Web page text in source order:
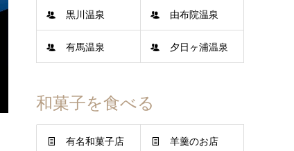
黒川温泉 由布院温泉
有馬温泉 夕日ヶ浦温泉
和菓子を食べる
有名和菓子店 羊羹のお店